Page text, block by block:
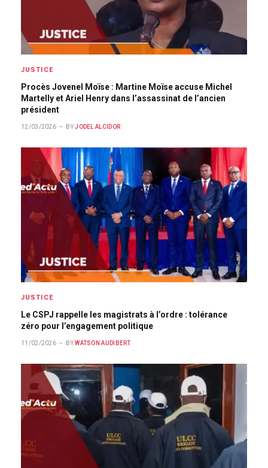
JUSTICE
Procès Jovenel Moïse : Martine Moïse accuse Michel
Martelly et Ariel Henry dans l’assassinat de l’ancien
président
12/03/2026 BY JODEL ALCIDOR
JUSTICE
Le CSPJ rappelle les magistrats à l’ordre : tolérance
zéro pour l’engagement politique
11/02/2026 BY WATSON AUDIBERT